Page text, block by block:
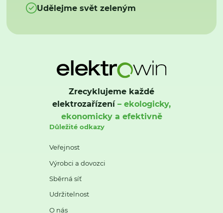
Udělejme svět zeleným
Zrecyklujeme každé
elektrozařízení– ekologicky,
ekonomicky a efektivně
Důležité odkazy
Veřejnost
Výrobci a dovozci
Sběrná síť
Udržitelnost
O nás